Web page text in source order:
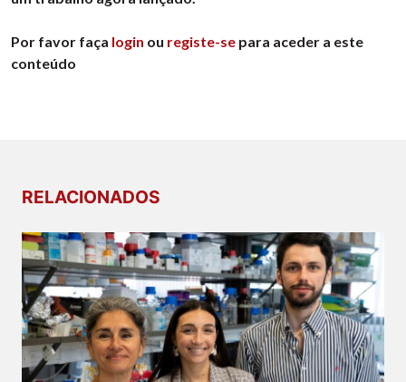
Por favor faça login ou registe-se para aceder a este
conteúdo
RELACIONADOS